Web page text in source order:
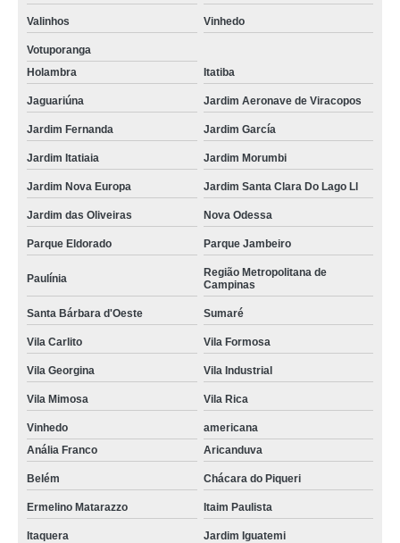
Valinhos Vinhedo
Votuporanga
Holambra
Itatiba
Jaguariúna Jardim Aeronave de Viracopos
Jardim Fernanda Jardim García
Jardim Itatiaia Jardim Morumbi
Jardim Nova Europa Jardim Santa Clara Do Lago Ll
Jardim das Oliveiras Nova Odessa
Parque Eldorado Parque Jambeiro
Paulínia
Região Metropolitana de
Campinas
Santa Bárbara d'Oeste Sumaré
Vila Carlito Vila Formosa
Vila Georgina Vila Industrial
Vila Mimosa Vila Rica
Vinhedo
americana
Anália Franco
Aricanduva
Belém Chácara do Piqueri
Ermelino Matarazzo Itaim Paulista
Itaquera Jardim Iguatemi